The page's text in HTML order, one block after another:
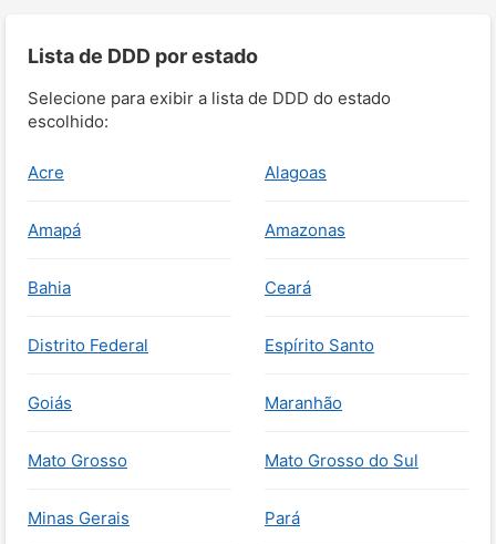
Lista de DDD por estado
Selecione para exibir a lista de DDD do estado
escolhido:
Acre Alagoas
Amapá Amazonas
Bahia Ceará
Distrito Federal Espírito Santo
Goiás Maranhão
Mato Grosso Mato Grosso do Sul
Minas Gerais Pará